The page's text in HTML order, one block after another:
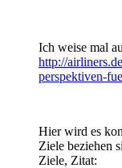
Ich weise mal
http://
perspektiven-
Hier wird es
Ziele beziehen
Ziele, Zitat: